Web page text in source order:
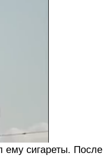
ему сигареты. После